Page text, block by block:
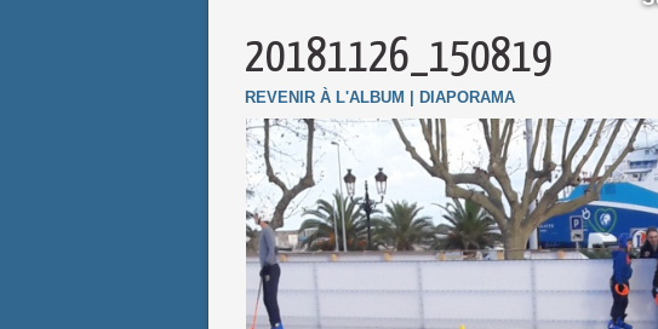
20181126_150819
REVENIR À L'ALBUM DIAPORAMA